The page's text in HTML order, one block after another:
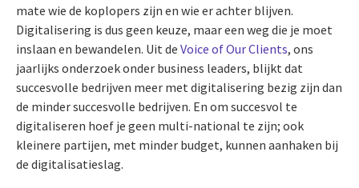
mate wie de koplopers zijn en wie er achter blijven.
Digitalisering is dus geen keuze, maar een weg die je moet
inslaan en bewandelen. Uit de Voice of Our Clients, ons
jaarlijks onderzoek onder business leaders, blijkt dat
succesvolle bedrijven meer met digitalisering bezig zijn dan
de minder succesvolle bedrijven. En om succesvol te
digitaliseren hoef je geen multi-national te zijn; ook
kleinere partijen, met minder budget, kunnen aanhaken bij
de digitalisatieslag.